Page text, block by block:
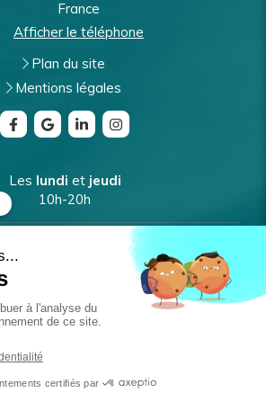
France
Afficher le téléphone
Plan du site
Mentions légales
Les lundi et jeudi
10h-20h
vendredi
Lemercredi
10h-18h
Prendre rendez-vous